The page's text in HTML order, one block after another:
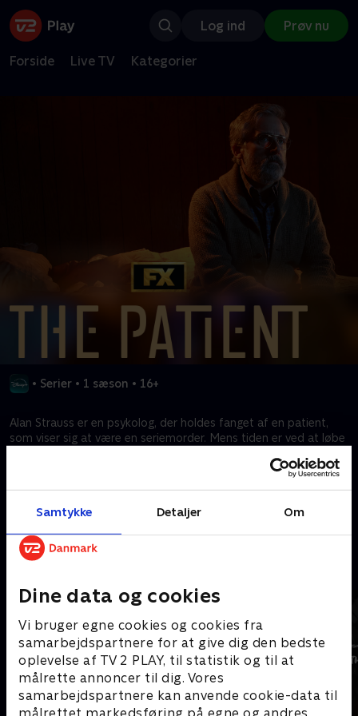
Samtykke Detaljer Om
Dine data og cookies
Vi bruger egne cookies og cookies fra
samarbejdspartnere for at give dig den bedste
oplevelse af TV 2 PLAY, til statistik og til at
målrette annoncer til dig. Vores
samarbejdspartnere kan anvende cookie-data til
Log ind Prøv nu
Forside Live TV Kategorier
• Serier • 1 sæson • 16+
Alan Strauss er en psykolog, der holdes fanget af en patient,
som viser sig at være en seriemorder. Mens tiden er ved at løbe
medskyldig i Sams mord eller endnu værre - selv bliver myrdet.
Kræver tilkøb